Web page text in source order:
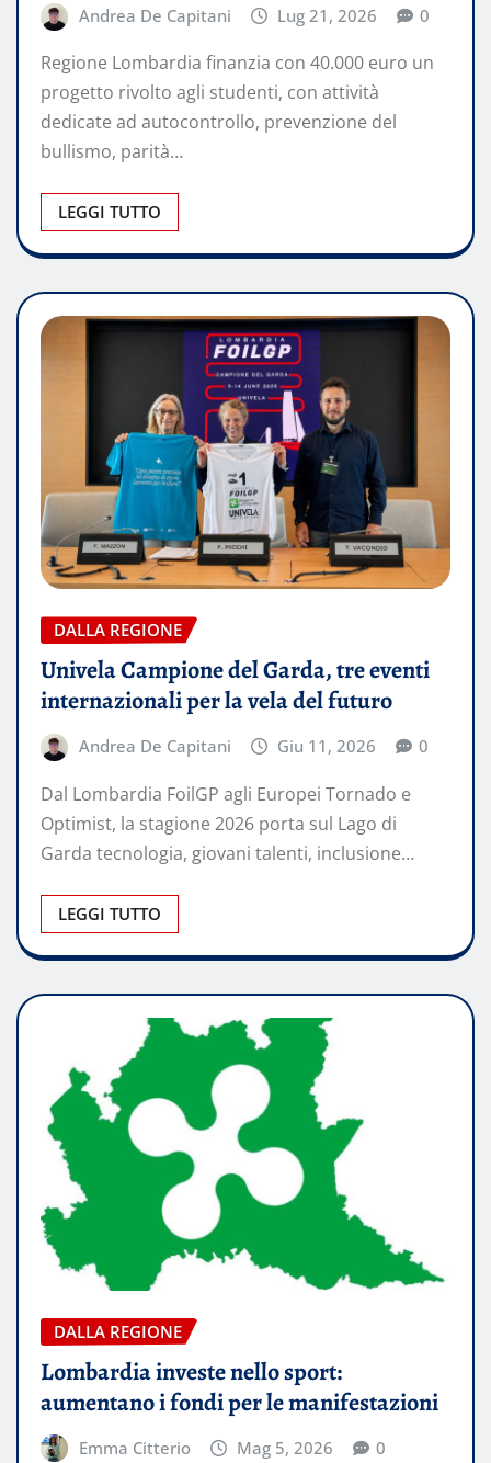
Andrea De Capitani Lug 21, 2026 0
Regione Lombardia finanzia con 40.000 euro un
progetto rivolto agli studenti, con attività
dedicate ad autocontrollo, prevenzione del
bullismo, parità…
LEGGI TUTTO
DALLA REGIONE
Univela Campione del Garda, tre eventi
internazionali per la vela del futuro
Andrea De Capitani Giu 11, 2026 0
Dal Lombardia FoilGP agli Europei Tornado e
Optimist, la stagione 2026 porta sul Lago di
Garda tecnologia, giovani talenti, inclusione…
LEGGI TUTTO
DALLA REGIONE
Lombardia investe nello sport:
aumentano i fondi per le manifestazioni
Emma Citterio Mag 5, 2026 0